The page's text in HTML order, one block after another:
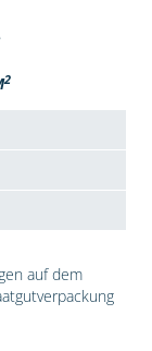
2
auf dem